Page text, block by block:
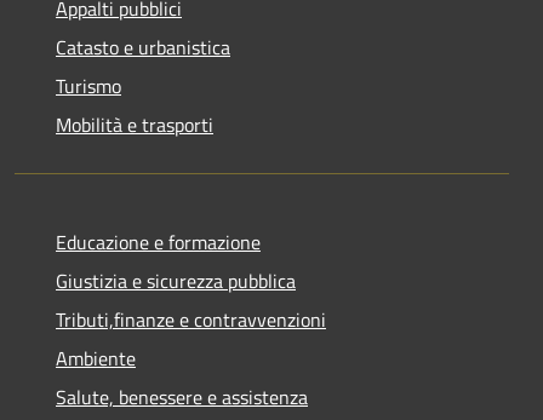
Appalti pubblici
Catasto e urbanistica
Turismo
Mobilità e trasporti
Educazione e formazione
Giustizia e sicurezza pubblica
Tributi,finanze e contravvenzioni
Ambiente
Salute, benessere e assistenza